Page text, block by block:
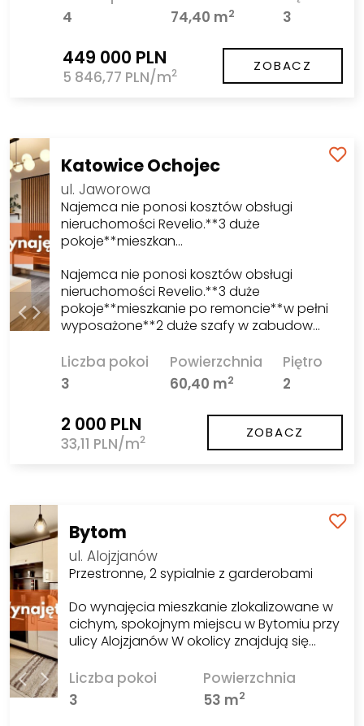
4
74,40 m2
3
449 000 PLN
5 846,77 PLN/m2 ZOBACZ
Katowice Ochojec
ul. Jaworowa
Najemca nie ponosi kosztów obsługi
nieruchomości Revelio.**3 duże
pokoje**mieszkan…
Najemca nie ponosi kosztów obsługi
nieruchomości Revelio.**3 duże
pokoje**mieszkanie po remoncie**w pełni
wyposażone**2 duże szafy w zabudow…
Liczba pokoi
3
Powierzchnia
60,40 m2
Piętro
2
2 000 PLN
33,11 PLN/m2 ZOBACZ
Bytom
ul. Alojzjanów
Przestronne, 2 sypialnie z garderobami
Do wynajęcia mieszkanie zlokalizowane w
cichym, spokojnym miejscu w Bytomiu przy
ulicy Alojzjanów W okolicy znajdują się…
Liczba pokoi
3
Powierzchnia
53 m2